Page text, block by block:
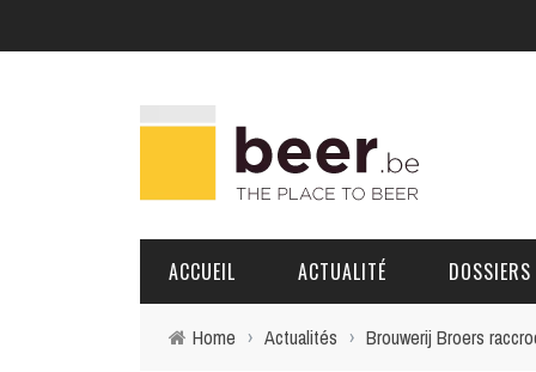
ACCUEIL ACTUALITÉ DOSSIERS
Home › Actualités › Brouwerij Broers